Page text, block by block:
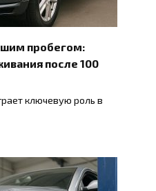
пробегом:
после 100
ключевую роль в